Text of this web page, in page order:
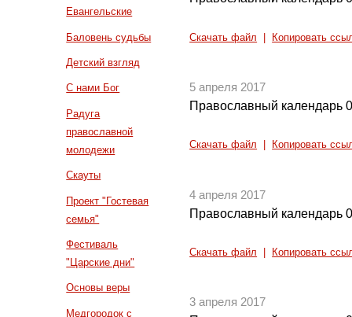
Евангельские
Баловень судьбы
Детский взгляд
С нами Бог
Радуга
православной
молодежи
Скауты
Проект "Гостевая
семья"
Фестиваль
"Царские дни"
Основы веры
Медгородок с
Скачать файл Копировать
5 апреля 2017
Православный календарь
Скачать файл Копировать
4 апреля 2017
Православный календарь
Скачать файл Копировать
3 апреля 2017